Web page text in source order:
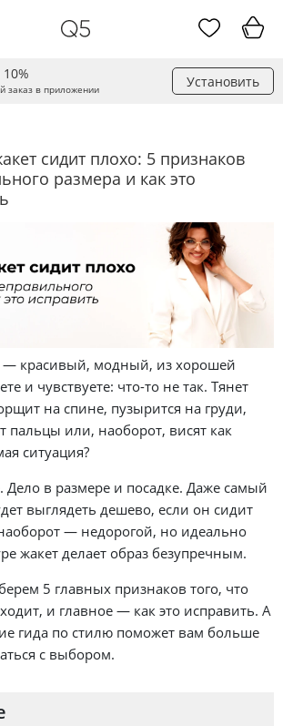
заказ в приложении Установить
сидит плохо: 5 признаков
размера и как это
— красивый, модный, из хорошей
и чувствуете: что-то не так. Тянет
на спине, пузырится на груди,
пальцы или, наоборот, висят как
ситуация?
Дело в размере и посадке. Даже самый
выглядеть дешево, если он сидит
— недорогой, но идеально
жакет делает образ безупречным.
5 главных признаков того, что
и главное — как это исправить. А
гида по стилю поможет вам больше
с выбором.